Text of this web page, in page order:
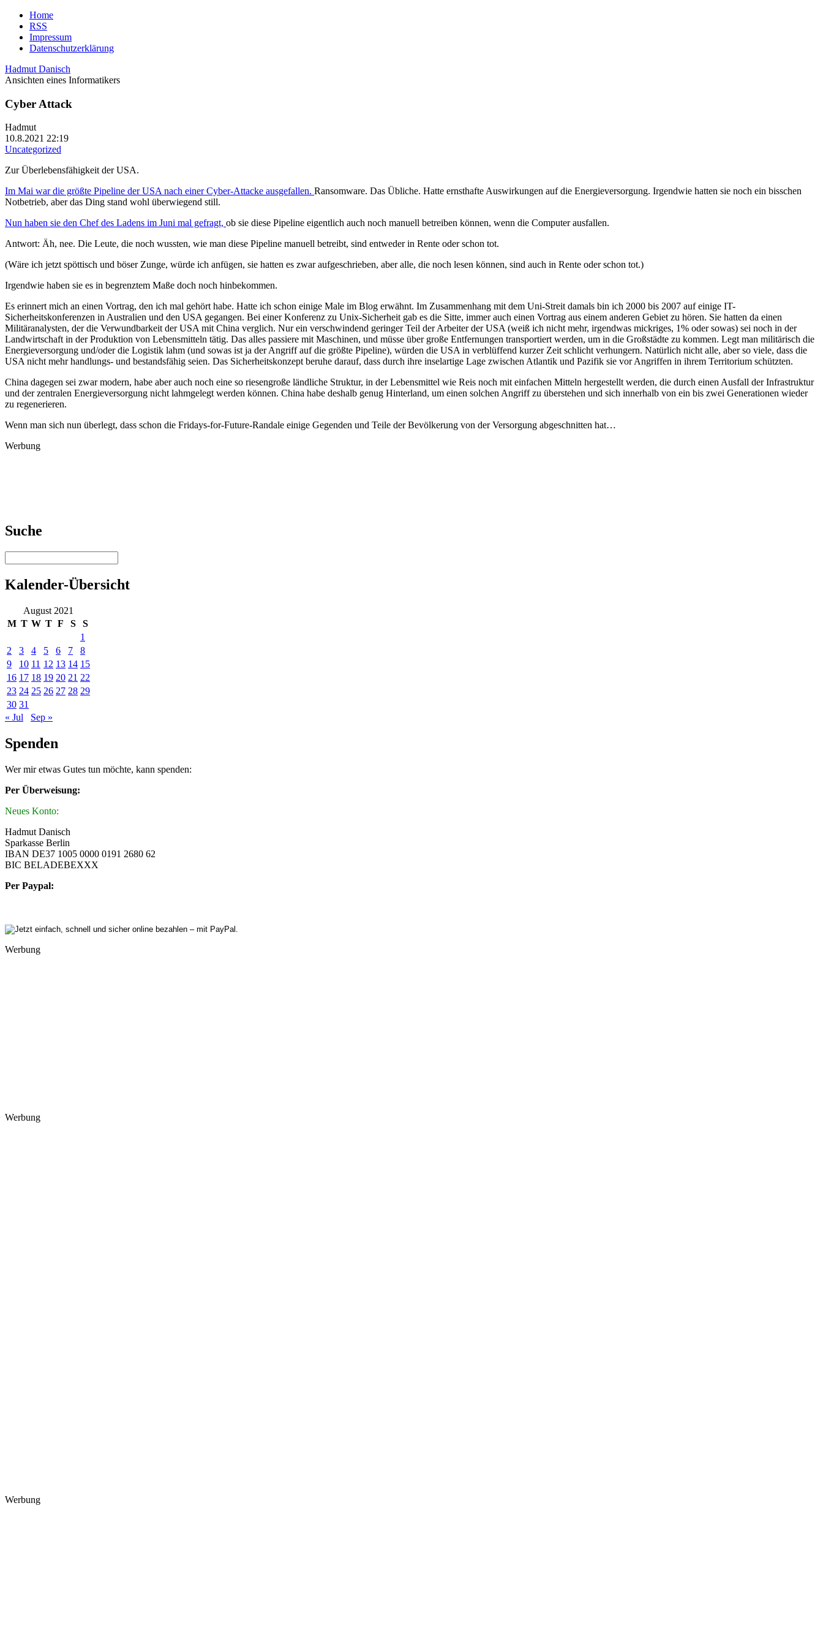
Home
RSS
Impressum
Datenschutzerklärung
Hadmut Danisch
Ansichten eines Informatikers
Cyber Attack
Hadmut
10.8.2021 22:19
Uncategorized
Zur Überlebensfähigkeit der USA.
Im Mai war die größte Pipeline der USA nach einer Cyber-Attacke ausgefallen. Ransomware. Das Übliche. Hatte ernsthafte Auswirkungen auf die Energieversorgung. Irgendwie hatten sie noch ein bisschen
Notbetrieb, aber das Ding stand wohl überwiegend still.
Nun haben sie den Chef des Ladens im Juni mal gefragt, ob sie diese Pipeline eigentlich auch noch manuell betreiben können, wenn die Computer ausfallen.
Antwort: Äh, nee. Die Leute, die noch wussten, wie man diese Pipeline manuell betreibt, sind entweder in Rente oder schon tot.
(Wäre ich jetzt spöttisch und böser Zunge, würde ich anfügen, sie hatten es zwar aufgeschrieben, aber alle, die noch lesen können, sind auch in Rente oder schon tot.)
Irgendwie haben sie es in begrenztem Maße doch noch hinbekommen.
Es erinnert mich an einen Vortrag, den ich mal gehört habe. Hatte ich schon einige Male im Blog erwähnt. Im Zusammenhang mit dem Uni-Streit damals bin ich 2000 bis 2007 auf einige IT-
Sicherheitskonferenzen in Australien und den USA gegangen. Bei einer Konferenz zu Unix-Sicherheit gab es die Sitte, immer auch einen Vortrag aus einem anderen Gebiet zu hören. Sie hatten da einen
Militäranalysten, der die Verwundbarkeit der USA mit China verglich. Nur ein verschwindend geringer Teil der Arbeiter der USA (weiß ich nicht mehr, irgendwas mickriges, 1% oder sowas) sei noch in der
Landwirtschaft in der Produktion von Lebensmitteln tätig. Das alles passiere mit Maschinen, und müsse über große Entfernungen transportiert werden, um in die Großstädte zu kommen. Legt man militärisch die
Energieversorgung und/oder die Logistik lahm (und sowas ist ja der Angriff auf die größte Pipeline), würden die USA in verblüffend kurzer Zeit schlicht verhungern. Natürlich nicht alle, aber so viele, dass die
USA nicht mehr handlungs- und bestandsfähig seien. Das Sicherheitskonzept beruhe darauf, dass durch ihre inselartige Lage zwischen Atlantik und Pazifik sie vor Angriffen in ihrem Territorium schützten.
China dagegen sei zwar modern, habe aber auch noch eine so riesengroße ländliche Struktur, in der Lebensmittel wie Reis noch mit einfachen Mitteln hergestellt werden, die durch einen Ausfall der Infrastruktur
und der zentralen Energieversorgung nicht lahmgelegt werden können. China habe deshalb genug Hinterland, um einen solchen Angriff zu überstehen und sich innerhalb von ein bis zwei Generationen wieder
zu regenerieren.
Wenn man sich nun überlegt, dass schon die Fridays-for-Future-Randale einige Gegenden und Teile der Bevölkerung von der Versorgung abgeschnitten hat…
Werbung
Suche
Kalender-Übersicht
August 2021
M T W T F S
S
1
2
3 4 5 6 7
8
9
10 11 12 13 14 15
16 17 18 19 20 21 22
23 24 25 26 27 28 29
30 31
« Jul
Sep »
Spenden
Wer mir etwas Gutes tun möchte, kann spenden:
Per Überweisung:
Neues Konto:
Hadmut Danisch
Sparkasse Berlin
IBAN DE37 1005 0000 0191 2680 62
BIC BELADEBEXXX
Per Paypal:
Werbung
Werbung
Werbung